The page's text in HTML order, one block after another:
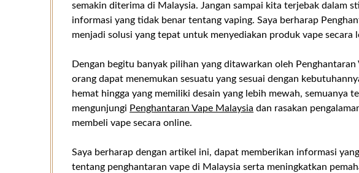
semakin diterima di Malaysia. Jangan sampai kita terjebak dalam
informasi yang tidak benar tentang vaping. Saya berharap
menjadi solusi yang tepat untuk menyediakan produk vape secara
Dengan begitu banyak pilihan yang ditawarkan oleh Penghantaran
orang dapat menemukan sesuatu yang sesuai dengan
hemat hingga yang memiliki desain yang lebih mewah, semuanya
mengunjungi Penghantaran Vape Malaysia dan rasakan
membeli vape secara online.
Saya berharap dengan artikel ini, dapat memberikan informasi
tentang penghantaran vape di Malaysia serta meningkatkan